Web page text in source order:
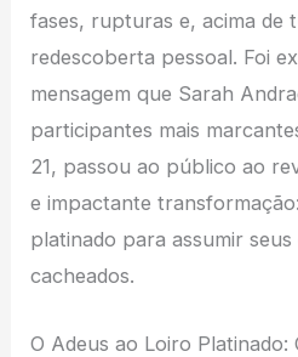
fases, rupturas e, acima de
redescoberta pessoal. Foi
mensagem que Sarah
participantes mais
21, passou ao público ao
e impactante
platinado para assumir
cacheados.
O Adeus ao Loiro Platinado: